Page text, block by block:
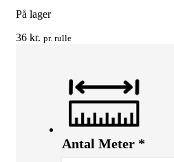
På lager
36 kr. pr. rulle
Antal Meter *